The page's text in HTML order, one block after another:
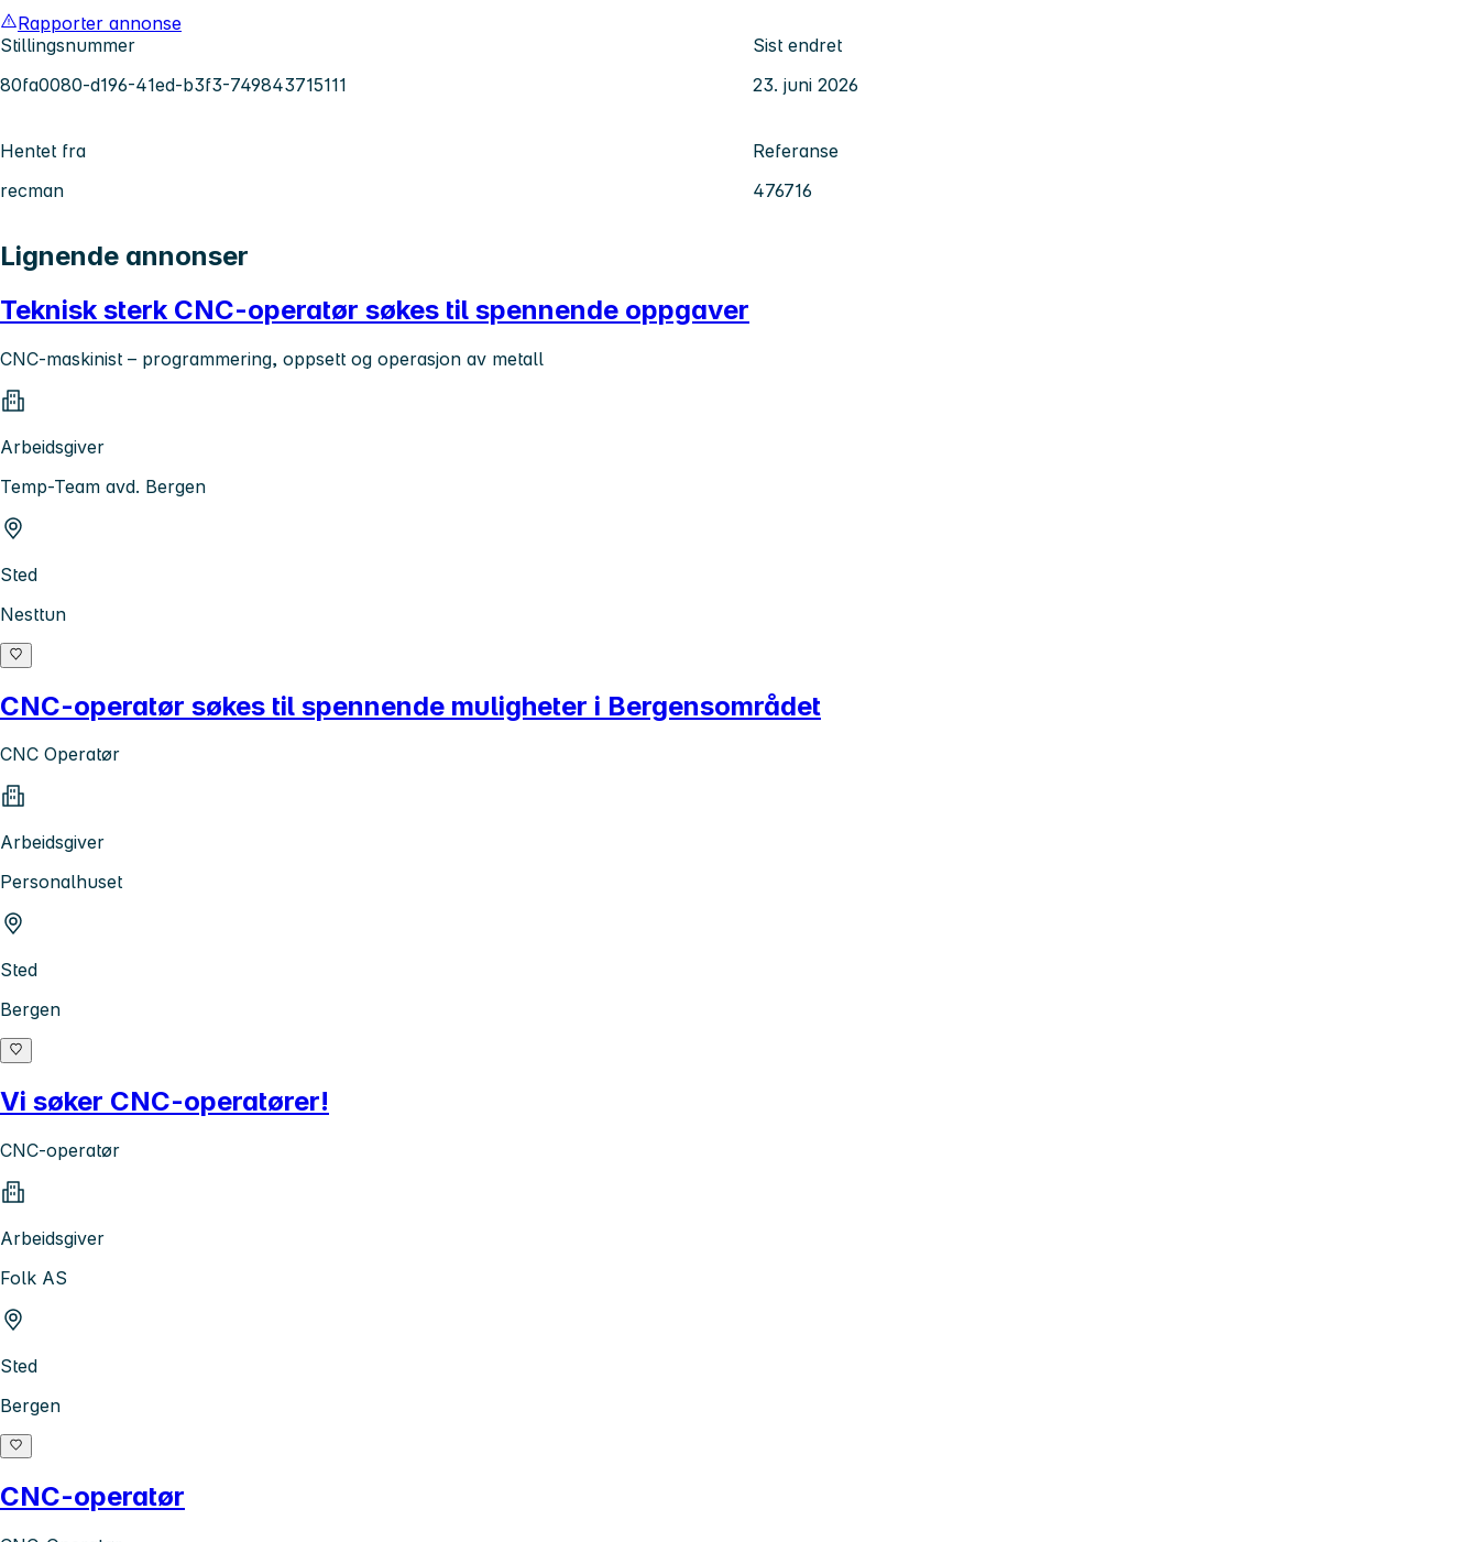
Rapporter annonse
Stillingsnummer
80fa0080-d196-41ed-b3f3-749843715111
Sist endret
23. juni 2026
Hentet fra
recman
Referanse
476716
Lignende annonser
Teknisk sterk CNC-operatør søkes til spennende oppgaver
CNC-maskinist – programmering, oppsett og operasjon av metall
Arbeidsgiver
Temp-Team avd. Bergen
Sted
Nesttun
CNC-operatør søkes til spennende muligheter i Bergensområdet
CNC Operatør
Arbeidsgiver
Personalhuset
Sted
Bergen
Vi søker CNC-operatører!
CNC-operatør
Arbeidsgiver
Folk AS
Sted
Bergen
CNC-operatør